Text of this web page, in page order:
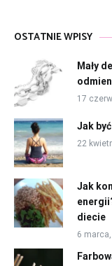
OSTATNIE WPISY
Mały
17
Jak
22
Jak
diecie
6